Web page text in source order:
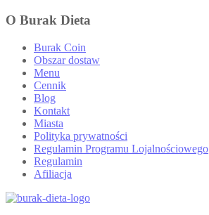
O Burak Dieta
Burak Coin
Obszar dostaw
Menu
Cennik
Blog
Kontakt
Miasta
Polityka prywatności
Regulamin Programu Lojalnościowego
Regulamin
Afiliacja